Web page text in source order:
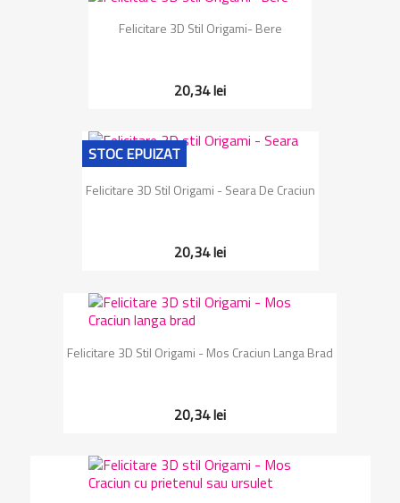
Felicitare 3D Stil Origami- Bere
20,34 lei
Felicitare 3D Stil Origami - Seara De Craciun
20,34 lei
STOC EPUIZAT
Felicitare 3D Stil Origami - Mos Craciun Langa Brad
20,34 lei